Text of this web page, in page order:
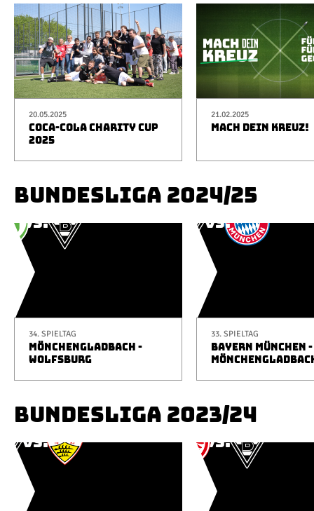
20.05.2025
COCA-COLA CHARITY CUP
2025
21.02.2025
MACH DEIN KREUZ!
BUNDESLIGA 2024/25
34. SPIELTAG
MÖNCHENGLADBACH -
WOLFSBURG
33. SPIELTAG
BAYERN MÜNCHEN -
BUNDESLIGA 2023/24